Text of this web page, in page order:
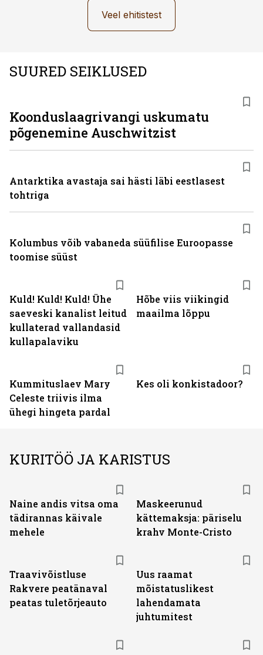
Veel ehitistest
SUURED SEIKLUSED
Kuld! Kuld! Kuld! Ühe
saeveski kanalist leitud
kullaterad vallandasid
kullapalaviku
Hõbe viis viikingid
maailma lõppu
Kummituslaev Mary
Celeste triivis ilma
ühegi hingeta pardal
Kes oli konkistadoor?
Koonduslaagrivangi uskumatu
põgenemine Auschwitzist
Antarktika avastaja sai hästi läbi eestlasest
tohtriga
Kolumbus võib vabaneda süüfilise Euroopasse
toomise süüst
KURITÖÖ JA KARISTUS
Naine andis vitsa oma
tädirannas käivale
mehele
Maskeerunud
kättemaksja: päriselu
krahv Monte-Cristo
Traavivõistluse
Rakvere peatänaval
peatas tuletõrjeauto
Uus raamat
mõistatuslikest
lahendamata
juhtumitest